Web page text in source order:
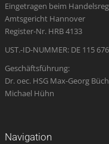
new
window
new
window
new
window
in
new
new
Eingetragen beim
Amtsgericht Hannover
Register-Nr. HRB 4133
UST.-ID-NUMMER: DE 115
Geschäftsführung:
Dr. oec. HSG Max-Georg
Michael Hühn
Navigation